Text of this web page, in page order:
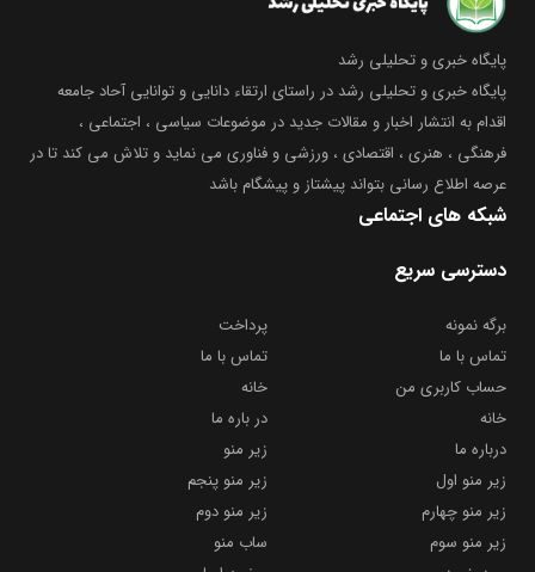
پایگاه خبری و تحلیلی رشد
پایگاه خبری و تحلیلی رشد در راستای ارتقاء دانایی و توانایی آحاد جامعه
اقدام به انتشار اخبار و مقالات جدید در موضوعات سیاسی ، اجتماعی ،
فرهنگی ، هنری ، اقتصادی ، ورزشی و فناوری می نماید و تلاش می کند تا در
عرصه اطلاع رسانی بتواند پیشتاز و پیشگام باشد
شبکه های اجتماعی
دسترسی سریع
برگه نمونه
پرداخت
تماس با ما
تماس با ما
حساب کاربری من
خانه
خانه
در باره ما
درباره ما
زیر منو
زیر منو اول
زیر منو پنجم
زیر منو چهارم
زیر منو دوم
زیر منو سوم
ساب منو